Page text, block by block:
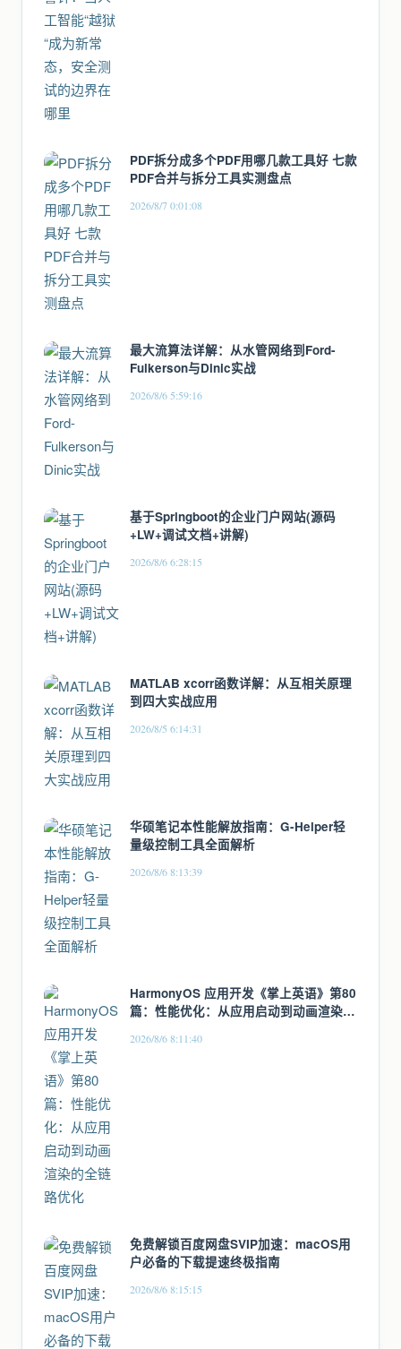
PDF拆分成多个PDF用哪几款工具好 七款
PDF合并与拆分工具实测盘点
2026/8/7 0:01:08
最大流算法详解：从水管网络到Ford-
Fulkerson与Dinic实战
2026/8/6 5:59:16
基于Springboot的企业门户网站(源码
+LW+调试文档+讲解)
2026/8/6 6:28:15
MATLAB xcorr函数详解：从互相关原理
到四大实战应用
2026/8/5 6:14:31
华硕笔记本性能解放指南：G-Helper轻
量级控制工具全面解析
2026/8/6 8:13:39
HarmonyOS 应用开发《掌上英语》第80
篇：性能优化：从应用启动到动画渲染的
2026/8/6 8:11:40
免费解锁百度网盘SVIP加速：macOS用
户必备的下载提速终极指南
2026/8/6 8:15:15